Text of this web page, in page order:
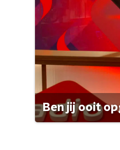
Ben jij ooit